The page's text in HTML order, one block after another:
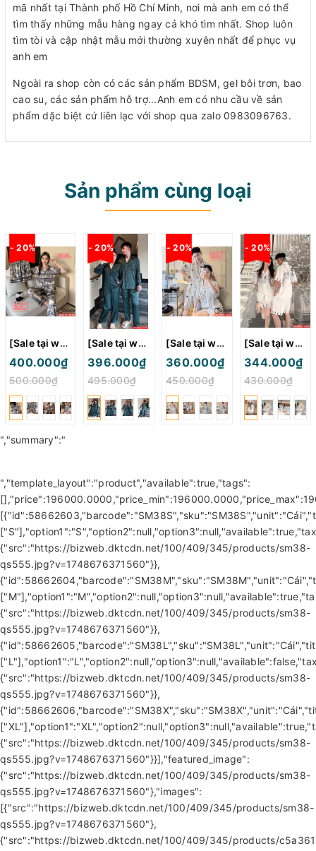
mã nhất tại Thành phố Hồ Chí Minh, nơi mà anh em có thể
tìm thấy những mẫu hàng ngay cả khó tìm nhất. Shop luôn
tìm tòi và cập nhật mẫu mới thường xuyên nhất để phục vụ
anh em
Ngoài ra shop còn có các sản phẩm BDSM, gel bôi trơn, bao
cao su, các sản phẩm hỗ trợ...Anh em có nhu cầu về sản
phẩm dặc biệt cứ liên lạc với shop qua zalo 0983096763.
Sản phẩm cùng loại
- 20%
[Sale tại web 20%] QM802 - Bộ đồ ngủ Pijama nam nữ
400.000₫
500.000₫
- 20%
[Sale tại web 20%] QM0094 - Bộ đồ ngủ pijama cặp đôi tay dài
396.000₫
495.000₫
- 20%
[Sale tại web 20%] QM0093 - Bộ đồ ngủ pijama cặp đôi quần ngắn lụa mềm mịn
360.000₫
450.000₫
- 20%
[Sale tại web 20%] QM0092 - Bộ đồ ngủ pijama cặp đôi quần ngắn
344.000₫
430.000₫
","summary":"
","template_layout":"product","available":true,"tags":
{"src":"https://bizweb.dktcdn.net/100/409/345/products/sm38-
qs555.jpg?v=1748676371560"}},
{"src":"https://bizweb.dktcdn.net/100/409/345/products/sm38-
qs555.jpg?v=1748676371560"}},
{"src":"https://bizweb.dktcdn.net/100/409/345/products/sm38-
qs555.jpg?v=1748676371560"}},
{"src":"https://bizweb.dktcdn.net/100/409/345/products/sm38-
qs555.jpg?v=1748676371560"}}],"featured_image":
{"src":"https://bizweb.dktcdn.net/100/409/345/products/sm38-
qs555.jpg?v=1748676371560"},"images":
[{"src":"https://bizweb.dktcdn.net/100/409/345/products/sm38-
qs555.jpg?v=1748676371560"},
{"src":"https://bizweb.dktcdn.net/100/409/345/products/